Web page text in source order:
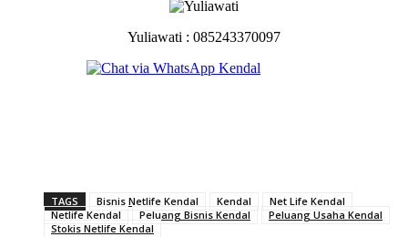
Yuliawati : 085243370097
TAGS Bisnis Netlife Kendal Kendal
Net Life Kendal
Netlife Kendal
Peluang Bisnis Kendal
Peluang Usaha Kendal
Stokis Netlife Kendal